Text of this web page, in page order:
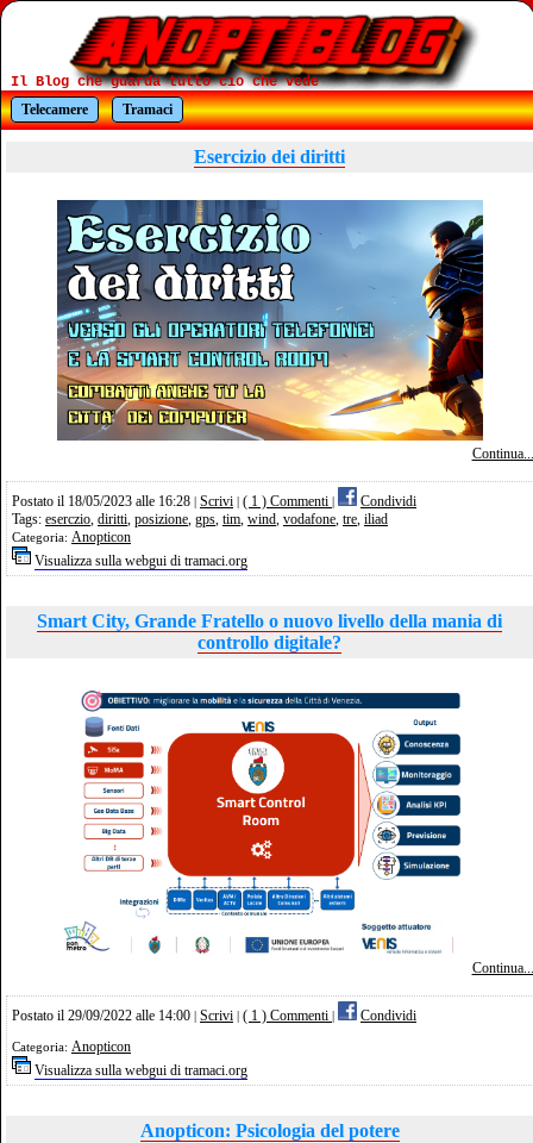
Il Blog che guarda tutto cio che vede
Telecamere
Tramaci
Esercizio dei diritti
Continua...
Postato il 18/05/2023 alle 16:28 Scrivi ( 1 ) Commenti
Condividi
Tags: eserczio diritti posizione gps tim wind vodafone tre iliad
Categoria: Anopticon
Visualizza sulla webgui di tramaci.org
Smart City, Grande Fratello o nuovo livello della mania di
controllo digitale?
Continua...
Postato il 29/09/2022 alle 14:00 Scrivi ( 1 ) Commenti Condividi
Categoria: Anopticon
Visualizza sulla webgui di tramaci.org
Anopticon: Psicologia del potere